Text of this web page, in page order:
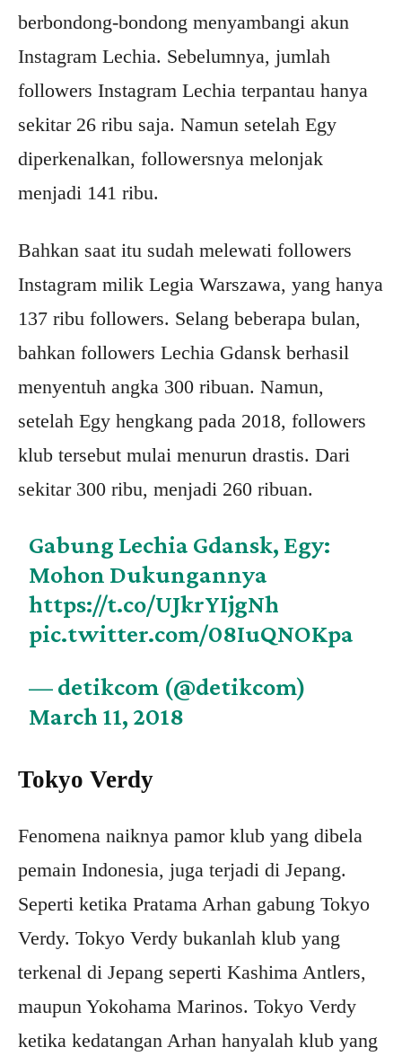
berbondong-bondong menyambangi akun
Instagram Lechia. Sebelumnya, jumlah
followers Instagram Lechia terpantau hanya
sekitar 26 ribu saja. Namun setelah Egy
diperkenalkan, followersnya melonjak
menjadi 141 ribu.
Bahkan saat itu sudah melewati followers
Instagram milik Legia Warszawa, yang hanya
137 ribu followers. Selang beberapa bulan,
bahkan followers Lechia Gdansk berhasil
menyentuh angka 300 ribuan. Namun,
setelah Egy hengkang pada 2018, followers
klub tersebut mulai menurun drastis. Dari
sekitar 300 ribu, menjadi 260 ribuan.
Gabung Lechia Gdansk, Egy:
Mohon Dukungannya
https://t.co/UJkrYIjgNh
pic.twitter.com/08IuQNOKpa
— detikcom (@detikcom)
March 11, 2018
Tokyo Verdy
Fenomena naiknya pamor klub yang dibela
pemain Indonesia, juga terjadi di Jepang.
Seperti ketika Pratama Arhan gabung Tokyo
Verdy. Tokyo Verdy bukanlah klub yang
terkenal di Jepang seperti Kashima Antlers,
maupun Yokohama Marinos. Tokyo Verdy
ketika kedatangan Arhan hanyalah klub yang